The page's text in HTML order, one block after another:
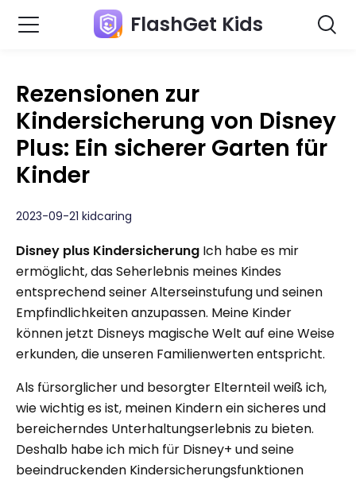
FlashGet Kids
Rezensionen zur
Kindersicherung von Disney
Plus: Ein sicherer Garten für
Kinder
2023-09-21 kidcaring
Disney plus Kindersicherung Ich habe es mir
ermöglicht, das Seherlebnis meines Kindes
entsprechend seiner Alterseinstufung und seinen
Empfindlichkeiten anzupassen. Meine Kinder
können jetzt Disneys magische Welt auf eine Weise
erkunden, die unseren Familienwerten entspricht.
Als fürsorglicher und besorgter Elternteil weiß ich,
wie wichtig es ist, meinen Kindern ein sicheres und
bereicherndes Unterhaltungserlebnis zu bieten.
Deshalb habe ich mich für Disney+ und seine
beeindruckenden Kindersicherungsfunktionen